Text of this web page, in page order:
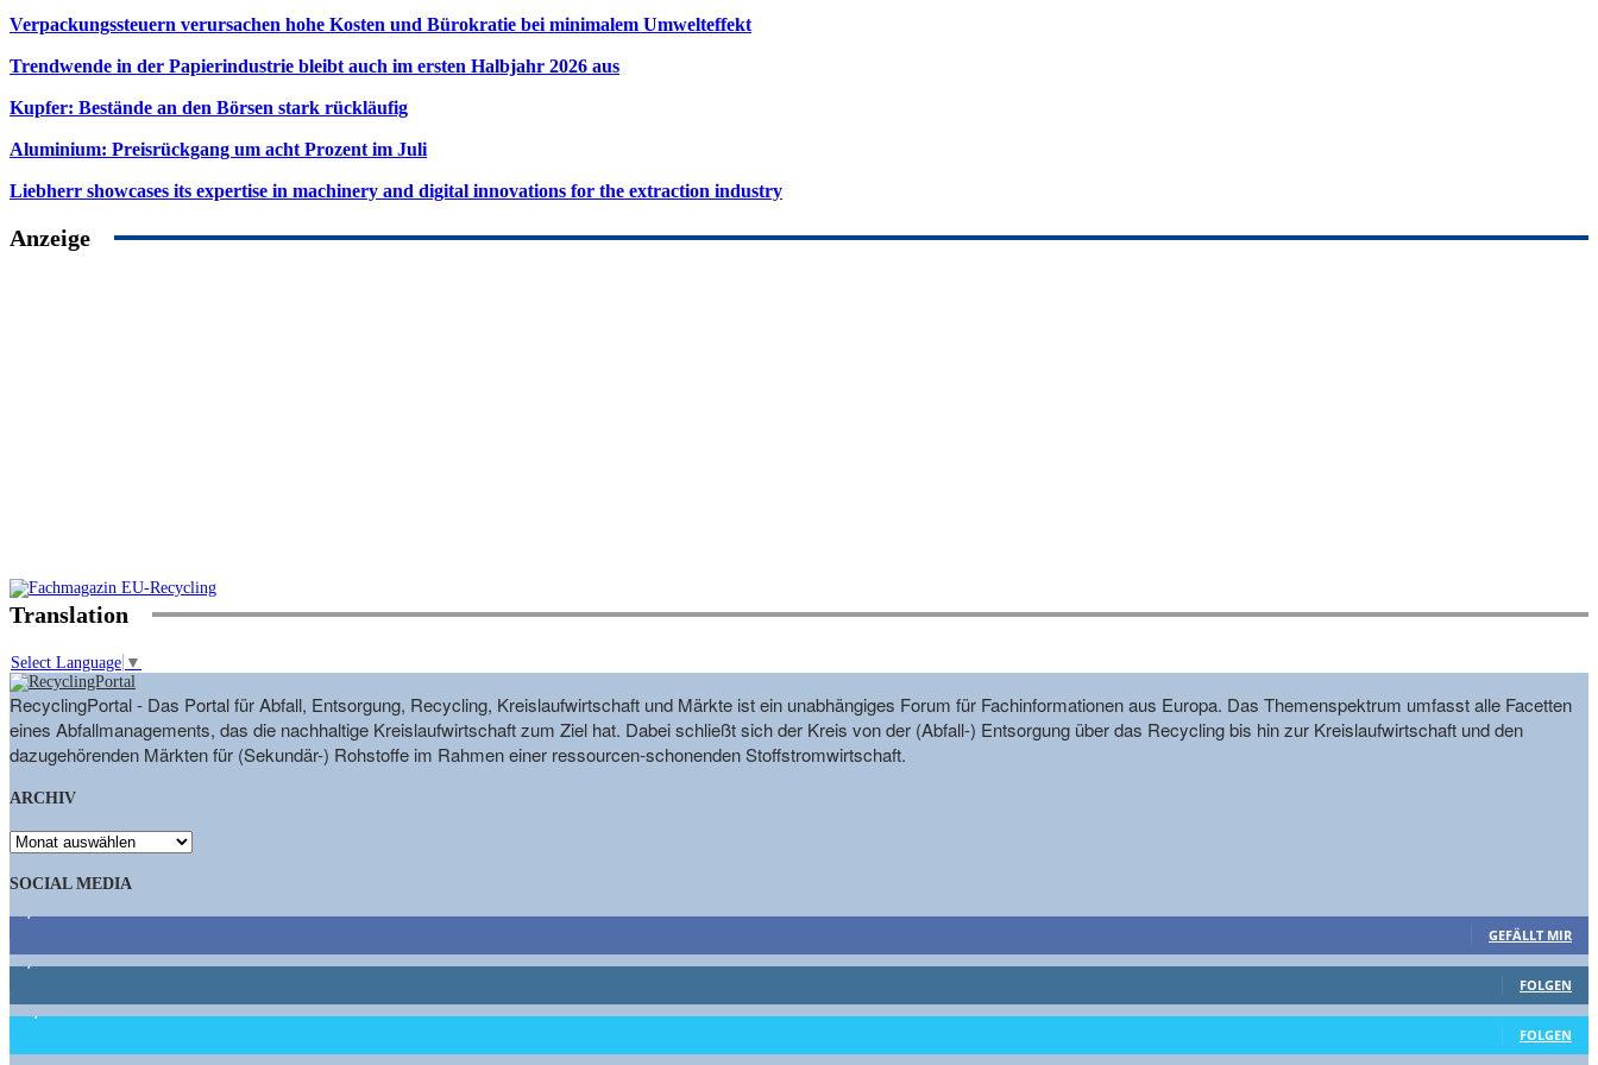
Verpackungssteuern verursachen hohe Kosten und Bürokratie bei minimalem Umwelteffekt
Trendwende in der Papierindustrie bleibt auch im ersten Halbjahr 2026 aus
Kupfer: Bestände an den Börsen stark rückläufig
Aluminium: Preisrückgang um acht Prozent im Juli
Liebherr showcases its expertise in machinery and digital innovations for the extraction industry
Anzeige
Translation
Select Language ▼
RecyclingPortal - Das Portal für Abfall, Entsorgung, Recycling, Kreislaufwirtschaft und Märkte ist ein unabhängiges Forum für Fachinformationen aus Europa. Das Themenspektrum umfasst alle Facetten
eines Abfallmanagements, das die nachhaltige Kreislaufwirtschaft zum Ziel hat. Dabei schließt sich der Kreis von der (Abfall-) Entsorgung über das Recycling bis hin zur Kreislaufwirtschaft und den
dazugehörenden Märkten für (Sekundär-) Rohstoffe im Rahmen einer ressourcen-schonenden Stoffstromwirtschaft.
ARCHIV
ARCHIV
SOCIAL MEDIA
GEFÄLLT MIR
1,662 Follower
FOLGEN
15,658 Follower
FOLGEN
460 Abonnenten